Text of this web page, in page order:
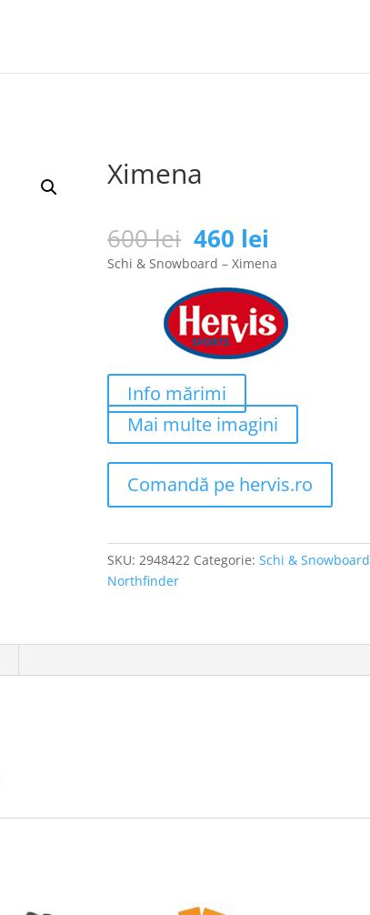
Ximena
600lei Prețul
inițial
a
fost:
600 lei.
460 lei
curent
este:
460 lei.
Schi & Snowboard – Ximena
Info mărimi
Mai multe imagini
Comandă pe hervis.ro
SKU:2948422 Categorie:Schi & Snowboard
Northfinder